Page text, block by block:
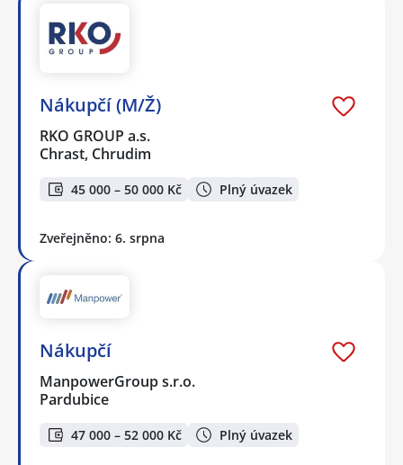
Nákupčí (M/Ž)
RKO GROUP a.s.
Chrast, Chrudim
45 000 – 50 000 Kč Plný úvazek
Zveřejněno: 6. srpna
Nákupčí
ManpowerGroup s.r.o.
Pardubice
47 000 – 52 000 Kč Plný úvazek